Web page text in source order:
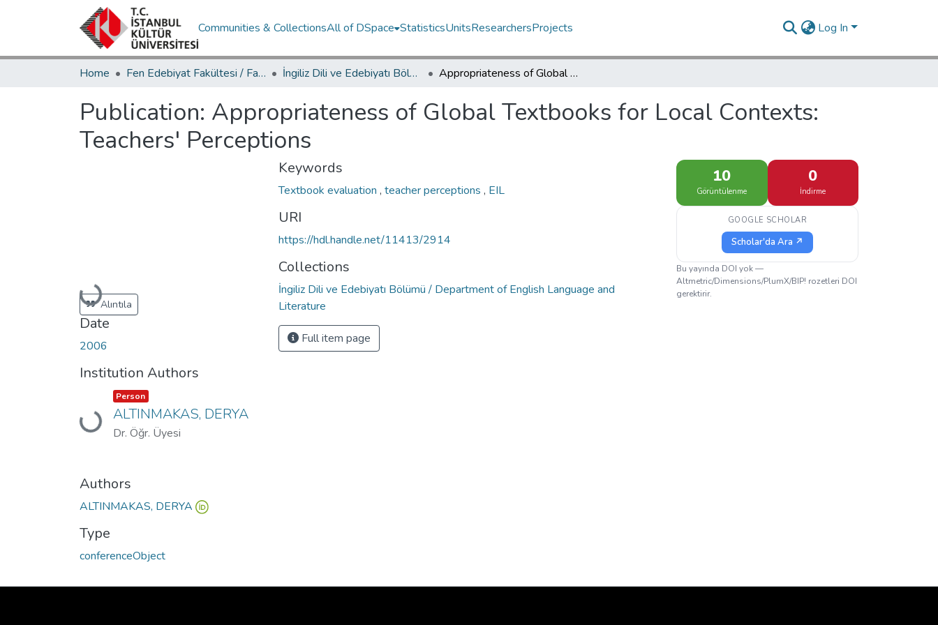
Communities & CollectionsAll of DSpace StatisticsUnitsResearchersProjects Log In
Home Fen Edebiyat Fakültesi / Faculty of Letters and Sciences İngiliz Dili ve Edebiyatı Bölümü / Department of English Language and Literature Appropriateness of Global Textbooks for Local Contexts: Teachers' Perceptions
Publication: Appropriateness of Global Textbooks for Local Contexts:
Teachers' Perceptions
Loading...
Alıntıla
Date
2006
Institution Authors
Loading...
Item type:
Person ,
ALTINMAKAS, DERYA
Dr. Öğr. Üyesi
Authors
ALTINMAKAS, DERYA
Type
conferenceObject
Keywords
Textbook evaluation , teacher perceptions , EIL
URI
https://hdl.handle.net/11413/2914
Collections
İngiliz Dili ve Edebiyatı Bölümü / Department of English Language and
Literature
Full item page
10
Görüntülenme
0
İndirme
GOOGLE SCHOLAR
Scholar'da Ara ↗
Bu yayında DOI yok —
Altmetric/Dimensions/PlumX/BIP! rozetleri DOI
gerektirir.